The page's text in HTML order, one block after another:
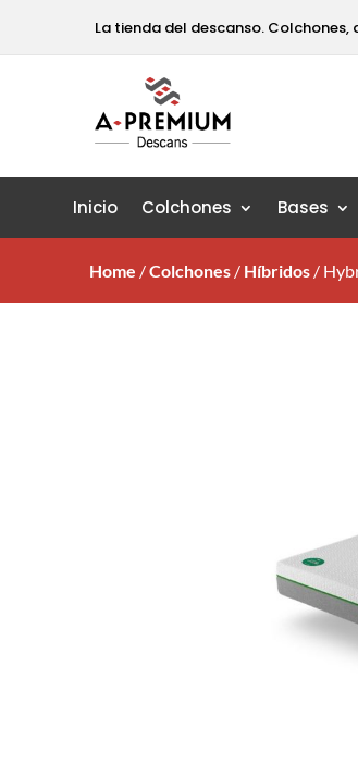
La tienda del descanso.
Inicio Colchones Bases
Home /Colchones / Híbridos /